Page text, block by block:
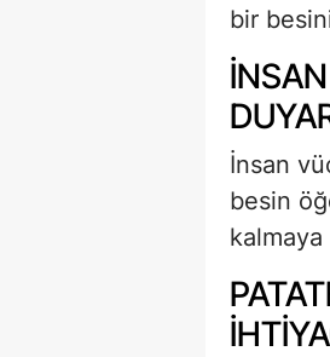
bir
İnsan
besin
kalmaya